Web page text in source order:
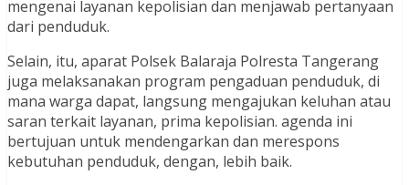
mengenai layanan kepolisian dan menjawab pertanyaan
dari penduduk.
Selain, itu, aparat Polsek Balaraja Polresta Tangerang
juga melaksanakan program pengaduan penduduk, di
mana warga dapat, langsung mengajukan keluhan atau
saran terkait layanan, prima kepolisian. agenda ini
bertujuan untuk mendengarkan dan merespons
kebutuhan penduduk, dengan, lebih baik.